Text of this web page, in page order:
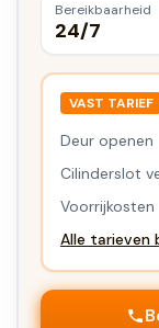
Bereikbaarheid
24/7
VAST TARIEF
Deur openen
Cilinderslot
Voorrijkosten
Alle tarieven